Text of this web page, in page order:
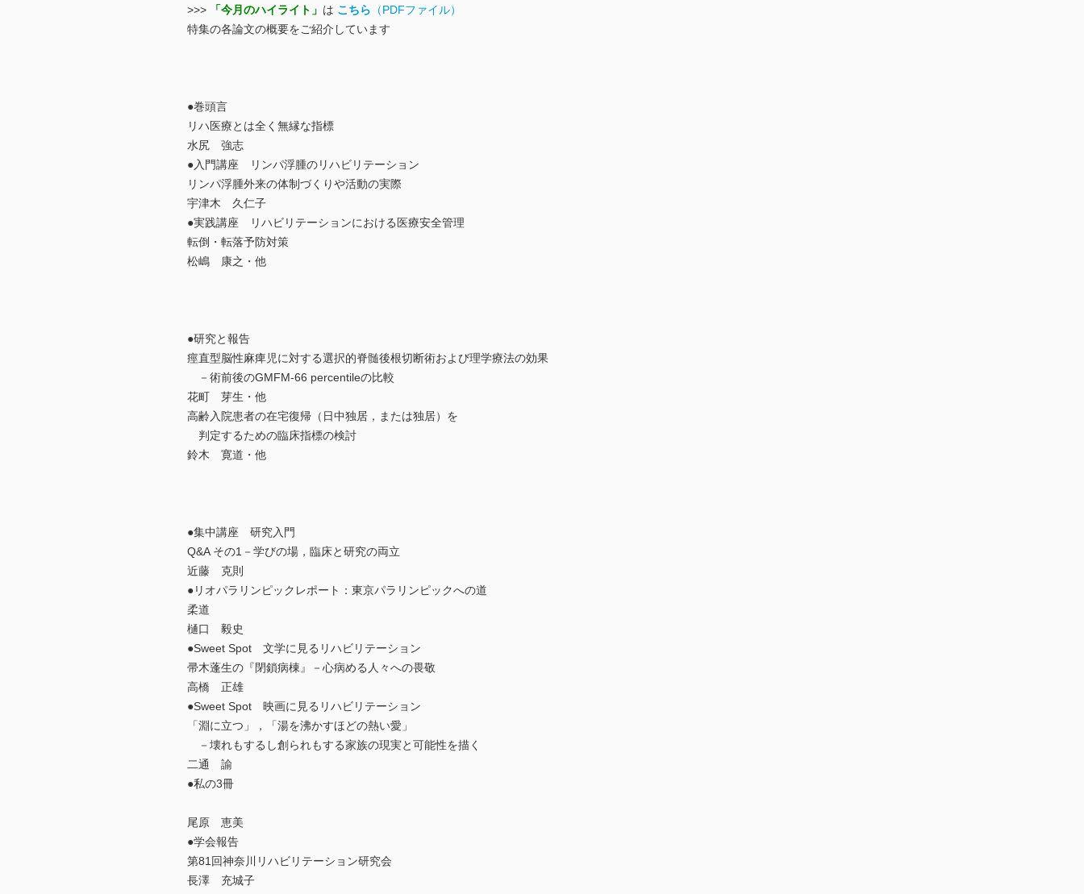
>>> 「今月のハイライト」 は こちら （PDFファイル）
特集の各論文の概要をご紹介しています
●巻頭言
リハ医療とは全く無縁な指標
水尻 強志
●入門講座 リンパ浮腫のリハビリテーション
リンパ浮腫外来の体制づくりや活動の実際
宇津木 久仁子
●実践講座 リハビリテーションにおける医療安全管理
転倒・転落予防対策
松嶋 康之・他
●研究と報告
痙直型脳性麻痺児に対する選択的脊髄後根切断術および理学療法の効果
－術前後のGMFM-66 percentileの比較
花町 芽生・他
高齢入院患者の在宅復帰（日中独居，または独居）を
判定するための臨床指標の検討
鈴木 寛道・他
●集中講座 研究入門
Q&A その1－学びの場，臨床と研究の両立
近藤 克則
●リオパラリンピックレポート：東京パラリンピックへの道
柔道
樋口 毅史
●Sweet Spot 文学に見るリハビリテーション
帚木蓬生の『閉鎖病棟』－心病める人々への畏敬
高橋 正雄
●Sweet Spot 映画に見るリハビリテーション
「淵に立つ」，「湯を沸かすほどの熱い愛」
－壊れもするし創られもする家族の現実と可能性を描く
二通 諭
●私の3冊
尾原 恵美
●学会報告
第81回神奈川リハビリテーション研究会
長澤 充城子